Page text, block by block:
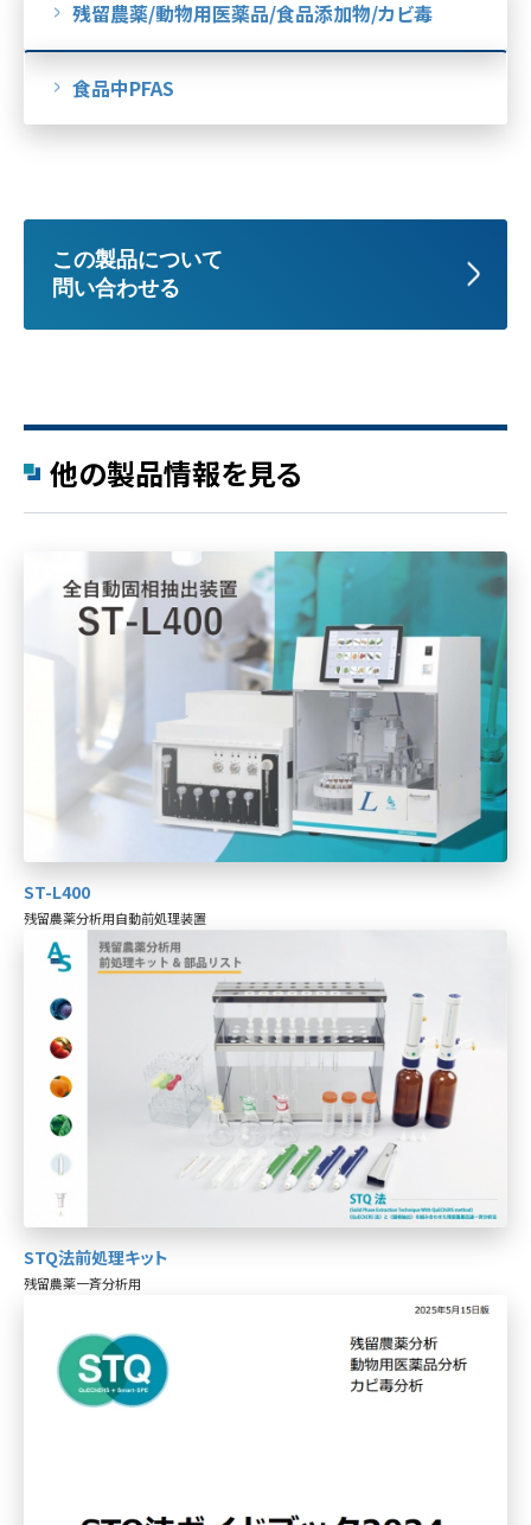
残留農薬/動物用医薬品/食品添加物/カビ毒
食品中PFAS
この製品について
問い合わせる
他の製品情報を見る
ST-L400
残留農薬分析用自動前処理装置
STQ法前処理キット
残留農薬一斉分析用